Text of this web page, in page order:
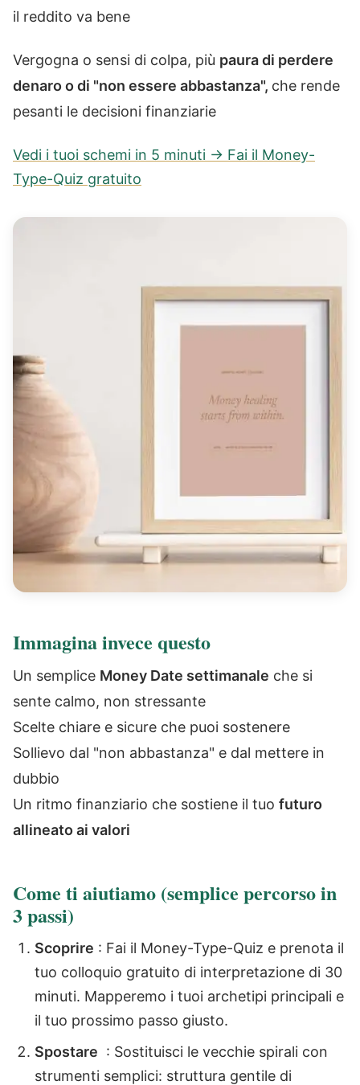
il reddito va bene
Vergogna o sensi di colpa, più paura di perdere
denaro o di "non essere abbastanza", che rende
pesanti le decisioni finanziarie
Vedi i tuoi schemi in 5 minuti → Fai il Money-
Type-Quiz gratuito
Immagina invece questo
Un semplice Money Date settimanale che si
sente calmo, non stressante
Scelte chiare e sicure che puoi sostenere
Sollievo dal "non abbastanza" e dal mettere in
dubbio
Un ritmo finanziario che sostiene il tuo futuro
allineato ai valori
Come ti aiutiamo (semplice percorso in
3 passi)
Scoprire : Fai il Money-Type-Quiz e prenota il
tuo colloquio gratuito di interpretazione di 30
minuti. Mapperemo i tuoi archetipi principali e
il tuo prossimo passo giusto.
Spostare : Sostituisci le vecchie spirali con
strumenti semplici: struttura gentile di